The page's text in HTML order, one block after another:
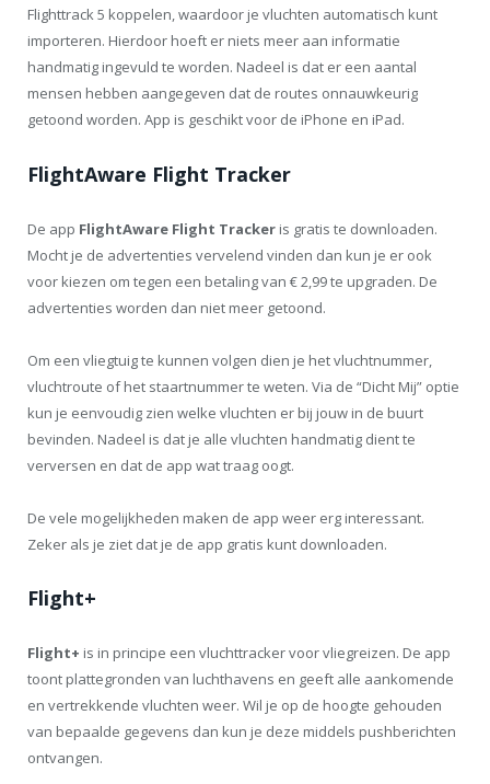
Flighttrack 5 koppelen, waardoor je vluchten automatisch kunt
importeren. Hierdoor hoeft er niets meer aan informatie
handmatig ingevuld te worden. Nadeel is dat er een aantal
mensen hebben aangegeven dat de routes onnauwkeurig
getoond worden. App is geschikt voor de iPhone en iPad.
FlightAware Flight Tracker
De app FlightAware Flight Tracker is gratis te downloaden.
Mocht je de advertenties vervelend vinden dan kun je er ook
voor kiezen om tegen een betaling van € 2,99 te upgraden. De
advertenties worden dan niet meer getoond.
Om een vliegtuig te kunnen volgen dien je het vluchtnummer,
vluchtroute of het staartnummer te weten. Via de “Dicht Mij” optie
kun je eenvoudig zien welke vluchten er bij jouw in de buurt
bevinden. Nadeel is dat je alle vluchten handmatig dient te
verversen en dat de app wat traag oogt.
De vele mogelijkheden maken de app weer erg interessant.
Zeker als je ziet dat je de app gratis kunt downloaden.
Flight+
Flight+ is in principe een vluchttracker voor vliegreizen. De app
toont plattegronden van luchthavens en geeft alle aankomende
en vertrekkende vluchten weer. Wil je op de hoogte gehouden
van bepaalde gegevens dan kun je deze middels pushberichten
ontvangen.